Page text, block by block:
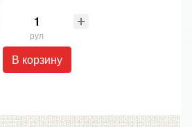
рул
В корзину